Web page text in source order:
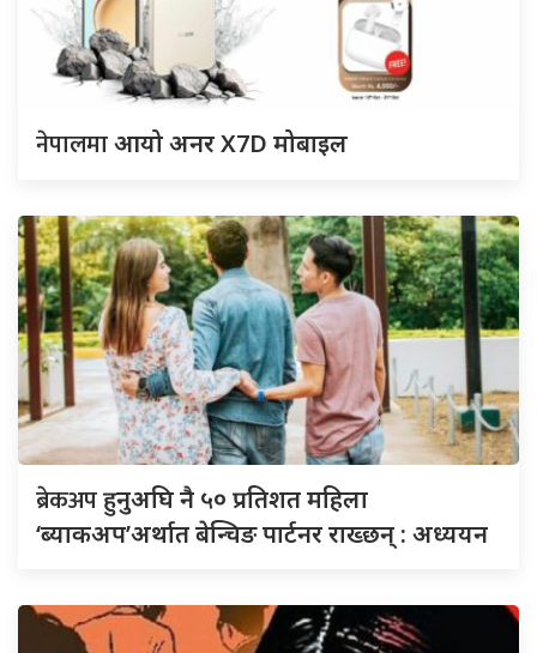
नेपालमाआयो अनर X7D मोबाइल
ब्रेकअपहुनुअघि नै ५० प्रतिशत महिला
‘ब्याकअप’अर्थात बेन्चिङ पार्टनर राख्छन् : अध्ययन